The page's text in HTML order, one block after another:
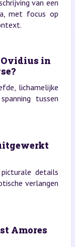
van een
met focus op
in
lichamelijke
tussen
details
verlangen
Amores